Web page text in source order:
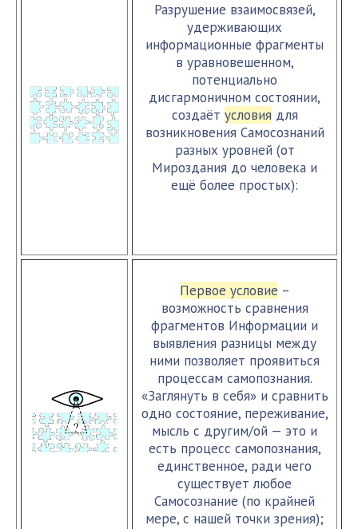
Разрушение взаимосвязей,
удерживающих
информационные фрагменты
в уравновешенном,
потенциально
дисгармоничном состоянии,
создаёт условия для
возникновения Самосознаний
разных уровней (от
Мироздания до человека и
ещё более простых):
Первое условие –
возможность сравнения
фрагментов Информации и
выявления разницы между
ними позволяет проявиться
процессам самопознания.
«Заглянуть в себя» и сравнить
одно состояние, переживание,
мысль с другим/ой — это и
есть процесс самопознания,
единственное, ради чего
существует любое
Самосознание (по крайней
мере, с нашей точки зрения);